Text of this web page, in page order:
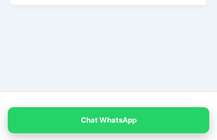
Chat WhatsApp